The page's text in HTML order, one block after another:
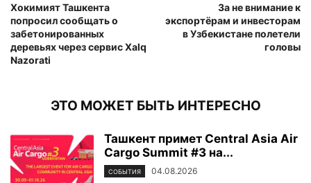
Хокимият Ташкента
попросил сообщать о
забетонированных
деревьях через сервис Xalq
Nazorati
За не внимание к
экспортёрам и инвесторам
в Узбекистане полетели
головы
ЭТО МОЖЕТ БЫТЬ ИНТЕРЕСНО
Ташкент примет Central Asia Air
Cargo Summit #3 на...
СОБЫТИЯ 04.08.2026